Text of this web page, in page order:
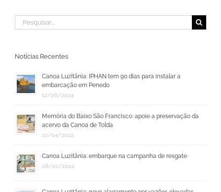
Buscar
resultados
Notícias Recentes
Canoa Luzitânia: IPHAN tem 90 dias para instalar a
embarcação em Penedo
12/06/2024
Memória do Baixo São Francisco: apoie a preservação da
acervo da Canoa de Tolda
22/04/2022
Canoa Luzitânia: embarque na campanha de resgate
08/02/2022